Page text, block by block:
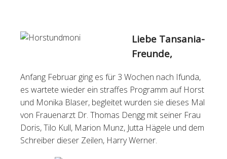
Liebe Tansania-
Freunde,
Anfang Februar ging es für 3 Wochen nach Ifunda,
es wartete wieder ein straffes Programm auf Horst
und Monika Blaser, begleitet wurden sie dieses Mal
von Frauenarzt Dr. Thomas Dengg mit seiner Frau
Doris, Tilo Kull, Marion Munz, Jutta Hägele und dem
Schreiber dieser Zeilen, Harry Werner.